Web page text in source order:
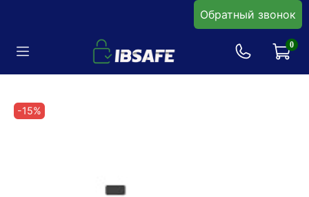
Обратный звонок
0
-15%